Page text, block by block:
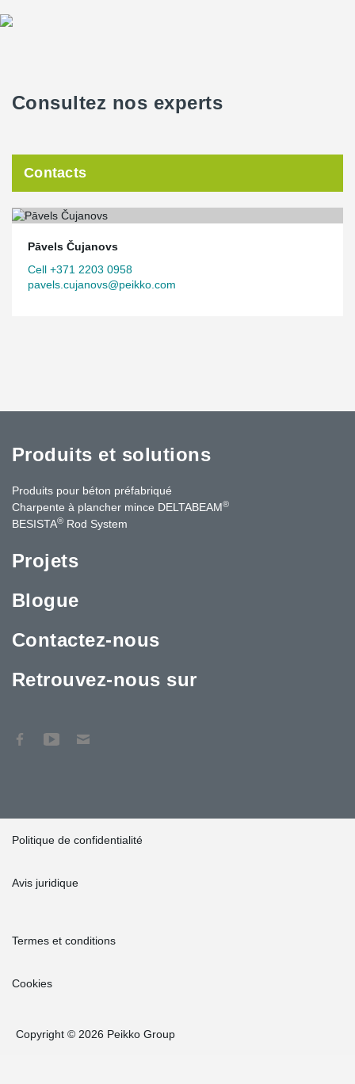
Consultez nos experts
Contacts
Pāvels Čujanovs
Cell +371 2203 0958
pavels.cujanovs@peikko.com
Produits et solutions
Produits pour béton préfabriqué
Charpente à plancher mince DELTABEAM®
BESISTA® Rod System
Projets
Blogue
Contactez-nous
Retrouvez-nous sur
Politique de confidentialité
Avis juridique
Termes et conditions
Cookies
Copyright © 2026 Peikko Group